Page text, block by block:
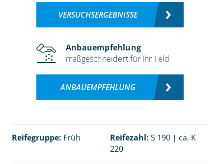
VERSUCHSERGEBNISSE
Anbauempfehlung
maßgeschneidert für Ihr Feld
ANBAUEMPFEHLUNG
Reifegruppe: Früh Reifezahl: S 190 | ca. K
220